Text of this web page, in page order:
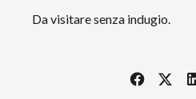
Da visitare senza indugio.